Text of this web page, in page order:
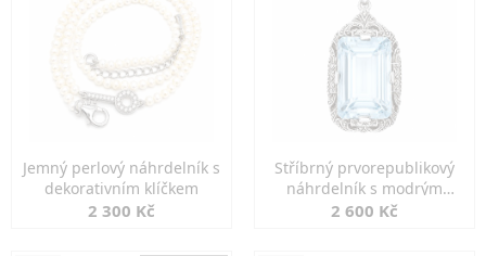
Jemný perlový náhrdelník s
dekorativním klíčkem
2 300 Kč
Stříbrný prvorepublikový
náhrdelník s modrým
spinelem
2 600 Kč